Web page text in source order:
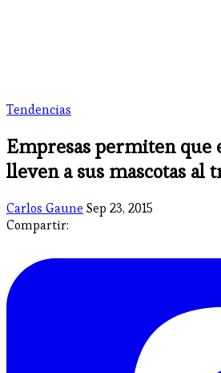
Tendencias
Empresas permiten que
lleven a sus mascotas al
Carlos Gaune Sep 23, 2015
Compartir: